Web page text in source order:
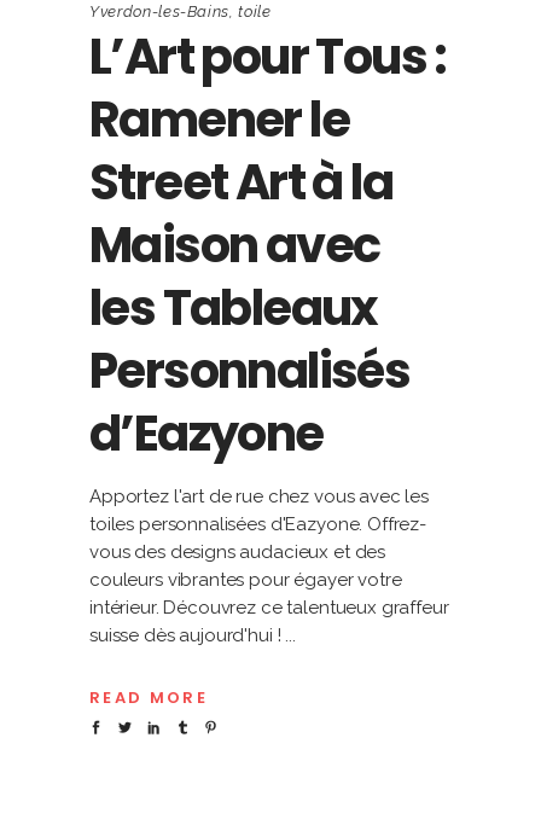
Yverdon-les-Bains ,toile
L’Art pour Tous :
Ramener le
Street Art à la
Maison avec
les Tableaux
Personnalisés
d’Eazyone
Apportez l'art de rue chez vous avec les
toiles personnalisées d'Eazyone. Offrez-
vous des designs audacieux et des
couleurs vibrantes pour égayer votre
intérieur. Découvrez ce talentueux graffeur
suisse dès aujourd'hui !
READ MORE